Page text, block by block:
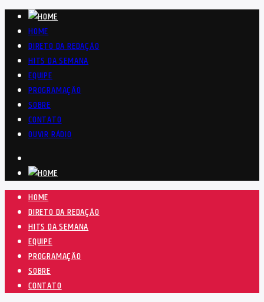
HOME
DIRETO DA REDAÇÃO
HITS DA SEMANA
EQUIPE
PROGRAMAÇÃO
SOBRE
CONTATO
OUVIR RÁDIO
HOME
DIRETO DA REDAÇÃO
HITS DA SEMANA
EQUIPE
PROGRAMAÇÃO
SOBRE
CONTATO